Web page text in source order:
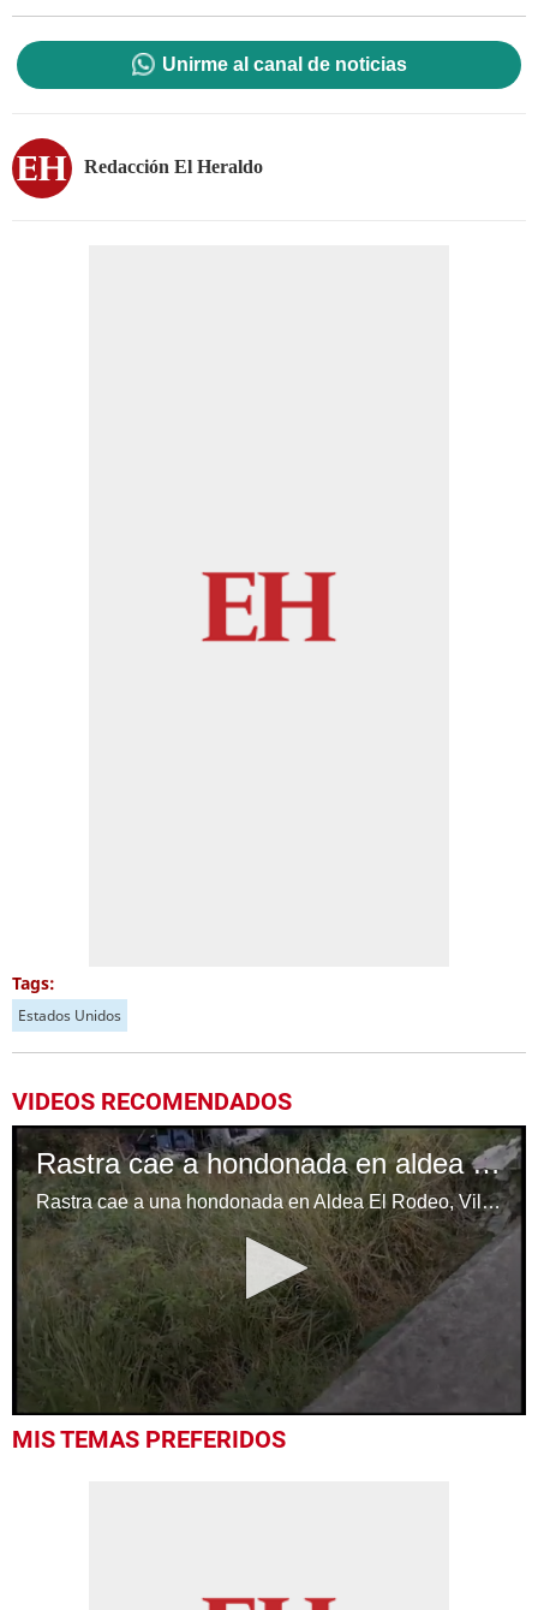
Unirme al canal de noticias
Redacción El Heraldo
Tags:
Estados Unidos
VIDEOS RECOMENDADOS
Rastra cae a hondonada en aldea El Rodeo, Comayagua
Rastra cae a una hondonada en Aldea El Rodeo, Villa de San Antonio, Comayagua
seconds
MIS TEMAS PREFERIDOS